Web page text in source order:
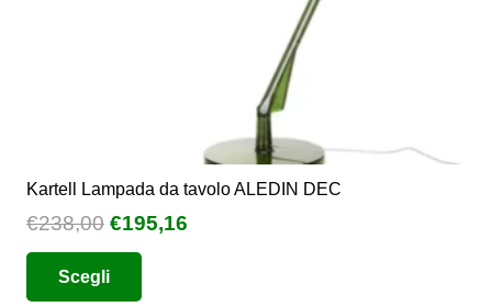
Kartell Lampada da tavolo ALEDIN DEC
€238,00 Il
prezzo
originale
€195,16
Scegli